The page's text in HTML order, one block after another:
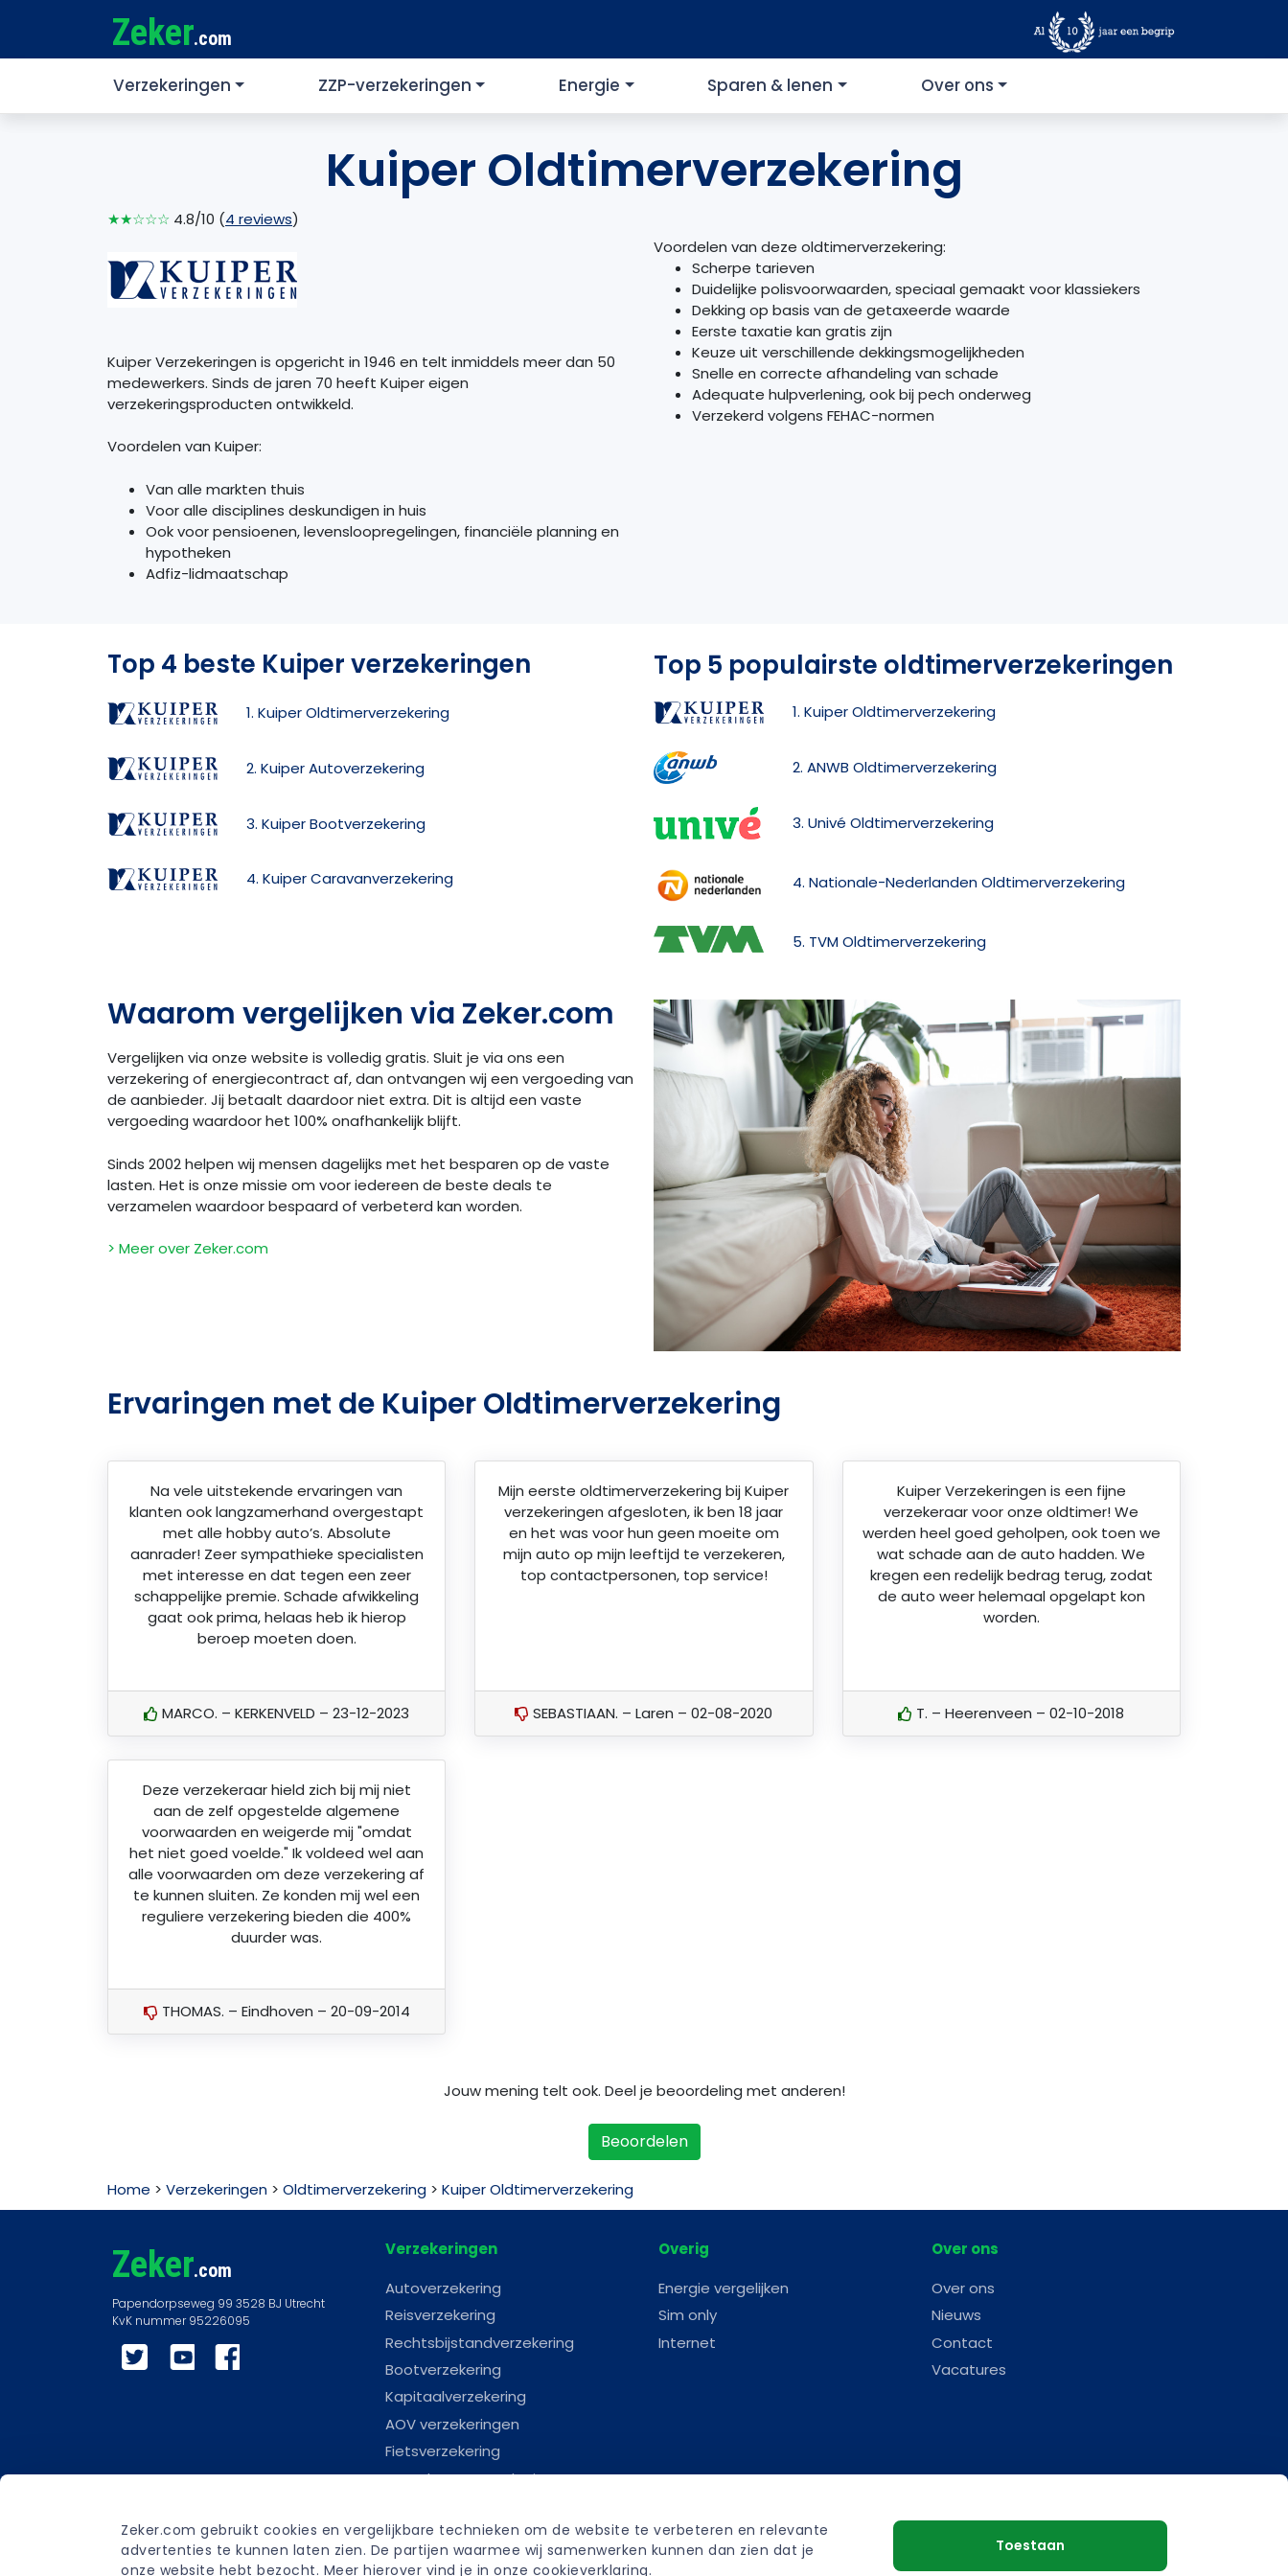
Zeker.com gebruikt cookies en vergelijkbare technieken om de website te verbeteren en relevante
advertenties te kunnen laten zien. De partijen waarmee wij samenwerken kunnen dan zien dat je
onze website hebt bezocht. Meer hierover vind je in onze cookieverklaring.
Toestaan
Zeker.com
Verzekeringen ZZP-verzekeringen Energie Sparen & lenen Over ons
Kuiper Oldtimerverzekering
★★☆☆☆ 4.8/10 (4 reviews)
Kuiper Verzekeringen is opgericht in 1946 en telt inmiddels meer dan 50
medewerkers. Sinds de jaren 70 heeft Kuiper eigen
verzekeringsproducten ontwikkeld.
Voordelen van Kuiper:
Van alle markten thuis
Voor alle disciplines deskundigen in huis
Ook voor pensioenen, levensloopregelingen, financiële planning en
hypotheken
Adfiz-lidmaatschap
Voordelen van deze oldtimerverzekering:
Scherpe tarieven
Duidelijke polisvoorwaarden, speciaal gemaakt voor klassiekers
Dekking op basis van de getaxeerde waarde
Eerste taxatie kan gratis zijn
Keuze uit verschillende dekkingsmogelijkheden
Snelle en correcte afhandeling van schade
Adequate hulpverlening, ook bij pech onderweg
Verzekerd volgens FEHAC-normen
Top 4 beste Kuiper verzekeringen
1. Kuiper Oldtimerverzekering
2. Kuiper Autoverzekering
3. Kuiper Bootverzekering
4. Kuiper Caravanverzekering
Top 5 populairste oldtimerverzekeringen
1. Kuiper Oldtimerverzekering
2. ANWB Oldtimerverzekering
3. Univé Oldtimerverzekering
4. Nationale-Nederlanden Oldtimerverzekering
5. TVM Oldtimerverzekering
Waarom vergelijken via Zeker.com
Vergelijken via onze website is volledig gratis. Sluit je via ons een
verzekering of energiecontract af, dan ontvangen wij een vergoeding van
de aanbieder. Jij betaalt daardoor niet extra. Dit is altijd een vaste
vergoeding waardoor het 100% onafhankelijk blijft.
Sinds 2002 helpen wij mensen dagelijks met het besparen op de vaste
lasten. Het is onze missie om voor iedereen de beste deals te
verzamelen waardoor bespaard of verbeterd kan worden.
> Meer over Zeker.com
Ervaringen met de Kuiper Oldtimerverzekering
Na vele uitstekende ervaringen van
klanten ook langzamerhand overgestapt
met alle hobby auto’s. Absolute
aanrader! Zeer sympathieke specialisten
met interesse en dat tegen een zeer
schappelijke premie. Schade afwikkeling
gaat ook prima, helaas heb ik hierop
beroep moeten doen.
MARCO. – KERKENVELD – 23-12-2023
Mijn eerste oldtimerverzekering bij Kuiper
verzekeringen afgesloten, ik ben 18 jaar
en het was voor hun geen moeite om
mijn auto op mijn leeftijd te verzekeren,
top contactpersonen, top service!
SEBASTIAAN. – Laren – 02-08-2020
Kuiper Verzekeringen is een fijne
verzekeraar voor onze oldtimer! We
werden heel goed geholpen, ook toen we
wat schade aan de auto hadden. We
kregen een redelijk bedrag terug, zodat
de auto weer helemaal opgelapt kon
worden.
T. – Heerenveen – 02-10-2018
Deze verzekeraar hield zich bij mij niet
aan de zelf opgestelde algemene
voorwaarden en weigerde mij "omdat
het niet goed voelde." Ik voldeed wel aan
alle voorwaarden om deze verzekering af
te kunnen sluiten. Ze konden mij wel een
reguliere verzekering bieden die 400%
duurder was.
THOMAS. – Eindhoven – 20-09-2014
Jouw mening telt ook. Deel je beoordeling met anderen!
Beoordelen
Home > Verzekeringen > Oldtimerverzekering > Kuiper Oldtimerverzekering
Zeker.com
Twitter YouTube
Verzekeringen
Autoverzekering
Reisverzekering
Rechtsbijstandverzekering
Bootverzekering
Kapitaalverzekering
AOV verzekeringen
Fietsverzekering
Woonlastenverzekering
Caravanverzekering
Begrafenisverzekering
Overig
Energie vergelijken
Sim only
Internet
Over ons
Over ons
Nieuws
Contact
Vacatures